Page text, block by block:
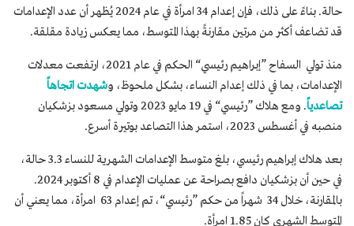
حالة. بناءً على ذلك، فإن إعدام 34 امرأة في عام 2024 يُظهر أن عدد الإعدامات
قد تضاعف أكثر من مرتين مقارنةً بهذا المتوسط، مما يعكس زيادة مقلقة.
منذ تولي السفاح ”إبراهيم رئيسي“ الحكم في عام 2021، ارتفعت معدلات
الإعدامات، بما في ذلك إعدام النساء، بشكل ملحوظ، وشهدت اتجاهاً
تصاعدياً
. ومع هلاك ”رئيسي“ في 19 مايو 2023 وتولي مسعود بزشكيان
منصبه في أغسطس 2023، استمر هذا التصاعد بوتيرة أسرع.
بعد هلاك إبراهيم رئيسي، بلغ متوسط الإعدامات الشهرية للنساء 3.3 حالة،
في حين أن بزشكيان دافع بصراحة عن عمليات الإعدام في 8 أكتوبر 2024.
بالمقارنة، خلال 34 شهراً من حكم ”رئيسي“، تم إعدام 63 امرأة، مما يعني أن
المتوسط الشهري كان 1.85 امرأة.